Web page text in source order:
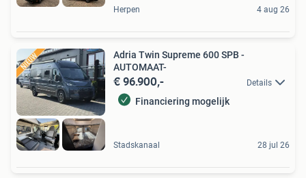
Herpen 4 aug 26
Adria Twin Supreme 600 SPB -
AUTOMAAT-
€ 96.900,- Details
Financiering mogelijk
Stadskanaal 28 jul 26